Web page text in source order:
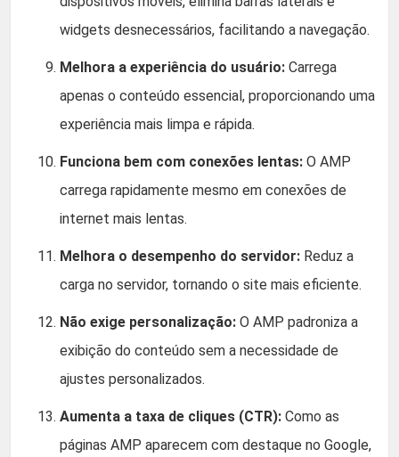
widgets desnecessários, facilitando a navegação.
Melhora a experiência do usuário: Carrega
apenas o conteúdo essencial, proporcionando uma
experiência mais limpa e rápida.
Funciona bem com conexões lentas: O AMP
carrega rapidamente mesmo em conexões de
internet mais lentas.
Melhora o desempenho do servidor: Reduz a
carga no servidor, tornando o site mais eficiente.
Não exige personalização: O AMP padroniza a
exibição do conteúdo sem a necessidade de
ajustes personalizados.
Aumenta a taxa de cliques (CTR): Como as
páginas AMP aparecem com destaque no Google,